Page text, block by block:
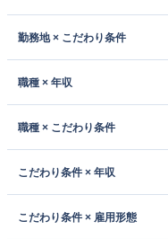
勤務地 × こだわり条件
職種 × 年収
職種 × こだわり条件
こだわり条件 × 年収
こだわり条件 × 雇用形態